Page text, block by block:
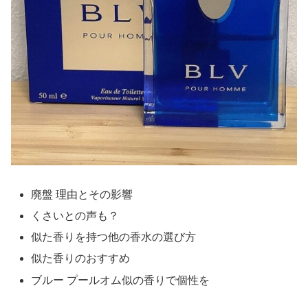
廃盤 理由とその影響
くさいとの声も？
似た香りを持つ他の香水の選び方
似た香りのおすすめ
ブルー プールオム似の香りで個性を